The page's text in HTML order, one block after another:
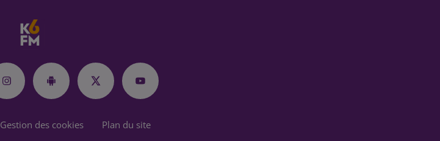
Gestion des cookies Plan du site